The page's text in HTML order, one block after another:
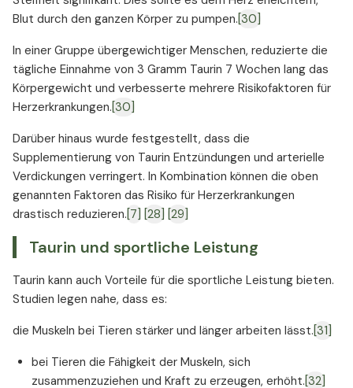
Blut durch den ganzen Körper zu pumpen. [30]
In einer Gruppe übergewichtiger Menschen, reduzierte die
tägliche Einnahme von 3 Gramm Taurin 7 Wochen lang das
Körpergewicht und verbesserte mehrere Risikofaktoren für
Herzerkrankungen. [30]
Darüber hinaus wurde festgestellt, dass die
Supplementierung von Taurin Entzündungen und arterielle
Verdickungen verringert. In Kombination können die oben
genannten Faktoren das Risiko für Herzerkrankungen
drastisch reduzieren. [7] [28] [29]
Taurin und sportliche Leistung
Taurin kann auch Vorteile für die sportliche Leistung bieten.
Studien legen nahe, dass es:
die Muskeln bei Tieren stärker und länger arbeiten lässt. [31]
bei Tieren die Fähigkeit der Muskeln, sich
zusammenzuziehen und Kraft zu erzeugen, erhöht. [32]